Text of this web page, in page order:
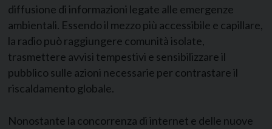
diffusione di informazioni legate alle emergenze
ambientali. Essendo il mezzo più accessibile e capillare,
la radio può raggiungere comunità isolate,
trasmettere avvisi tempestivi e sensibilizzare il
pubblico sulle azioni necessarie per contrastare il
riscaldamento globale.
Nonostante la concorrenza di internet e delle nuove